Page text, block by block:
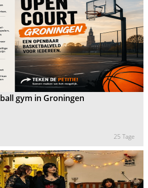
gym in Groningen
25 Tage